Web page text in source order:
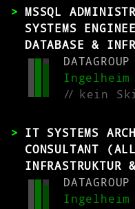
MSSQL
SYSTEMS
DATABASE &
Ingelheim
//kein
IT SYSTEMS
CONSULTANT
INFRASTRUKTUR
Ingelheim